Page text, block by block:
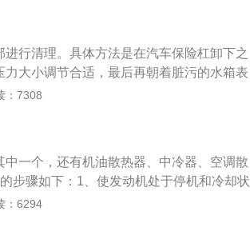
散水箱里滞留的空气。
行清理。具体方法是在汽车保险杠卸下之
大小调节合适，最后再朝着脏污的水箱表
关介绍：1、概念：汽车水箱又称散热
循环，达到调温。是汽车发动机的组成部
机的重要部件，作为水冷式发动机散热回
的热量，防止发动机过热由于水的比热容
是很多，所以发动机的热量通过冷却水这
：7308
一个，还有机油散热器、中冷器、空调散
步骤如下：1、使发动机处于停机和冷却状
慢加入水箱内，使冷却水达到正常位置，
：6294